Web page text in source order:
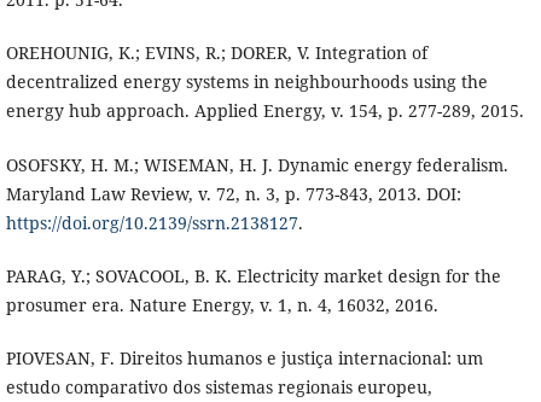
OREHOUNIG, K.; EVINS, R.; DORER, V. Integration of
decentralized energy systems in neighbourhoods using the
energy hub approach. Applied Energy, v. 154, p. 277-289, 2015.
OSOFSKY, H. M.; WISEMAN, H. J. Dynamic energy federalism.
Maryland Law Review, v. 72, n. 3, p. 773-843, 2013. DOI:
https://doi.org/10.2139/ssrn.2138127.
PARAG, Y.; SOVACOOL, B. K. Electricity market design for the
prosumer era. Nature Energy, v. 1, n. 4, 16032, 2016.
PIOVESAN, F. Direitos humanos e justiça internacional: um
estudo comparativo dos sistemas regionais europeu,